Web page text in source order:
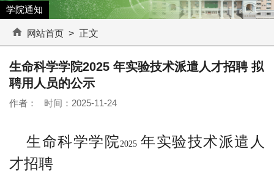
学院通知
网站首页 > 正文
生命科学学院2025 年实验技术派遣人才招聘 拟
聘用人员的公示
作者： 时间：2025-11-24
生命科学学院2025年实验技术派遣人
才招聘